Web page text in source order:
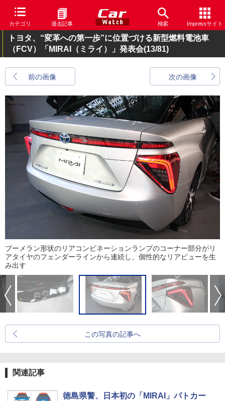
カテゴリ 過去記事 検索 Impressサイト
トヨタ、“変革への第一歩”に位置づける新型燃料電池車
（FCV）「MIRAI（ミライ）」発表会(13/81)
前の画像 次の画像
ブーメラン形状のリアコンビネーションランプのコーナー部分がリ
アタイヤのフェンダーラインから連続し、個性的なリアビューを生
み出す
この写真の記事へ
関連記事
徳島県警、日本初の「MIRAI」パトカー